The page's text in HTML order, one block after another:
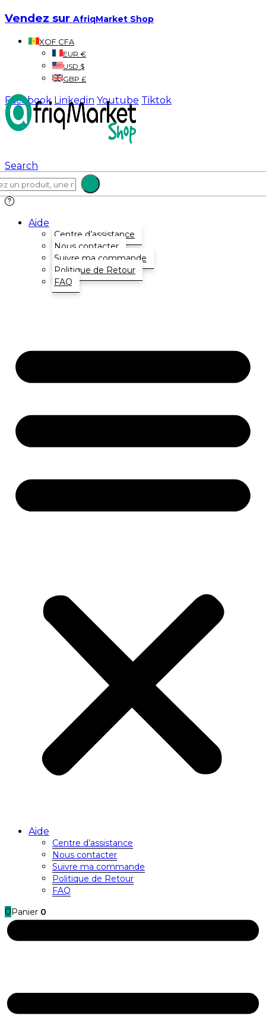
Vendez sur AfriqMarket Shop
XOF CFA
EUR €
USD $
GBP £
Facebook Linkedin Youtube Tiktok
Search
Aide
Centre d’assistance
Nous contacter
Suivre ma commande
Politique de Retour
FAQ
Aide
Centre d’assistance
Nous contacter
Suivre ma commande
Politique de Retour
FAQ
0 Panier 0